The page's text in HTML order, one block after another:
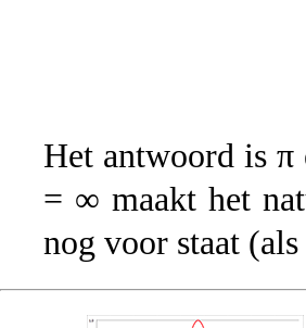
Het antwoord is π
= ∞ maakt het
nog voor staat